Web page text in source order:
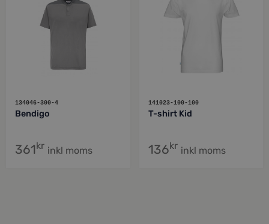
134046-300-4
Bendigo
361kr inkl moms
141023-100-100
T-shirt Kid
136kr inkl moms